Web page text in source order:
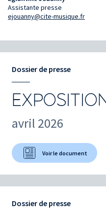
Assistante presse
ejouanny@cite-musique.fr
Dossier de presse
avril 2026
Voir le document
Dossier de presse